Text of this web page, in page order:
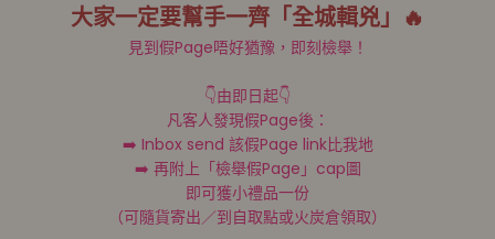
大家一定要幫手一齊「全城輯兇」🔥
見到假Page唔好猶豫，即刻檢舉！
👇由即日起👇
凡客人發現假Page後：
➡️ Inbox send 該假Page link比我地
➡️ 再附上「檢舉假Page」cap圖
即可獲小禮品一份
（可隨貨寄出／到自取點或火炭倉領取）